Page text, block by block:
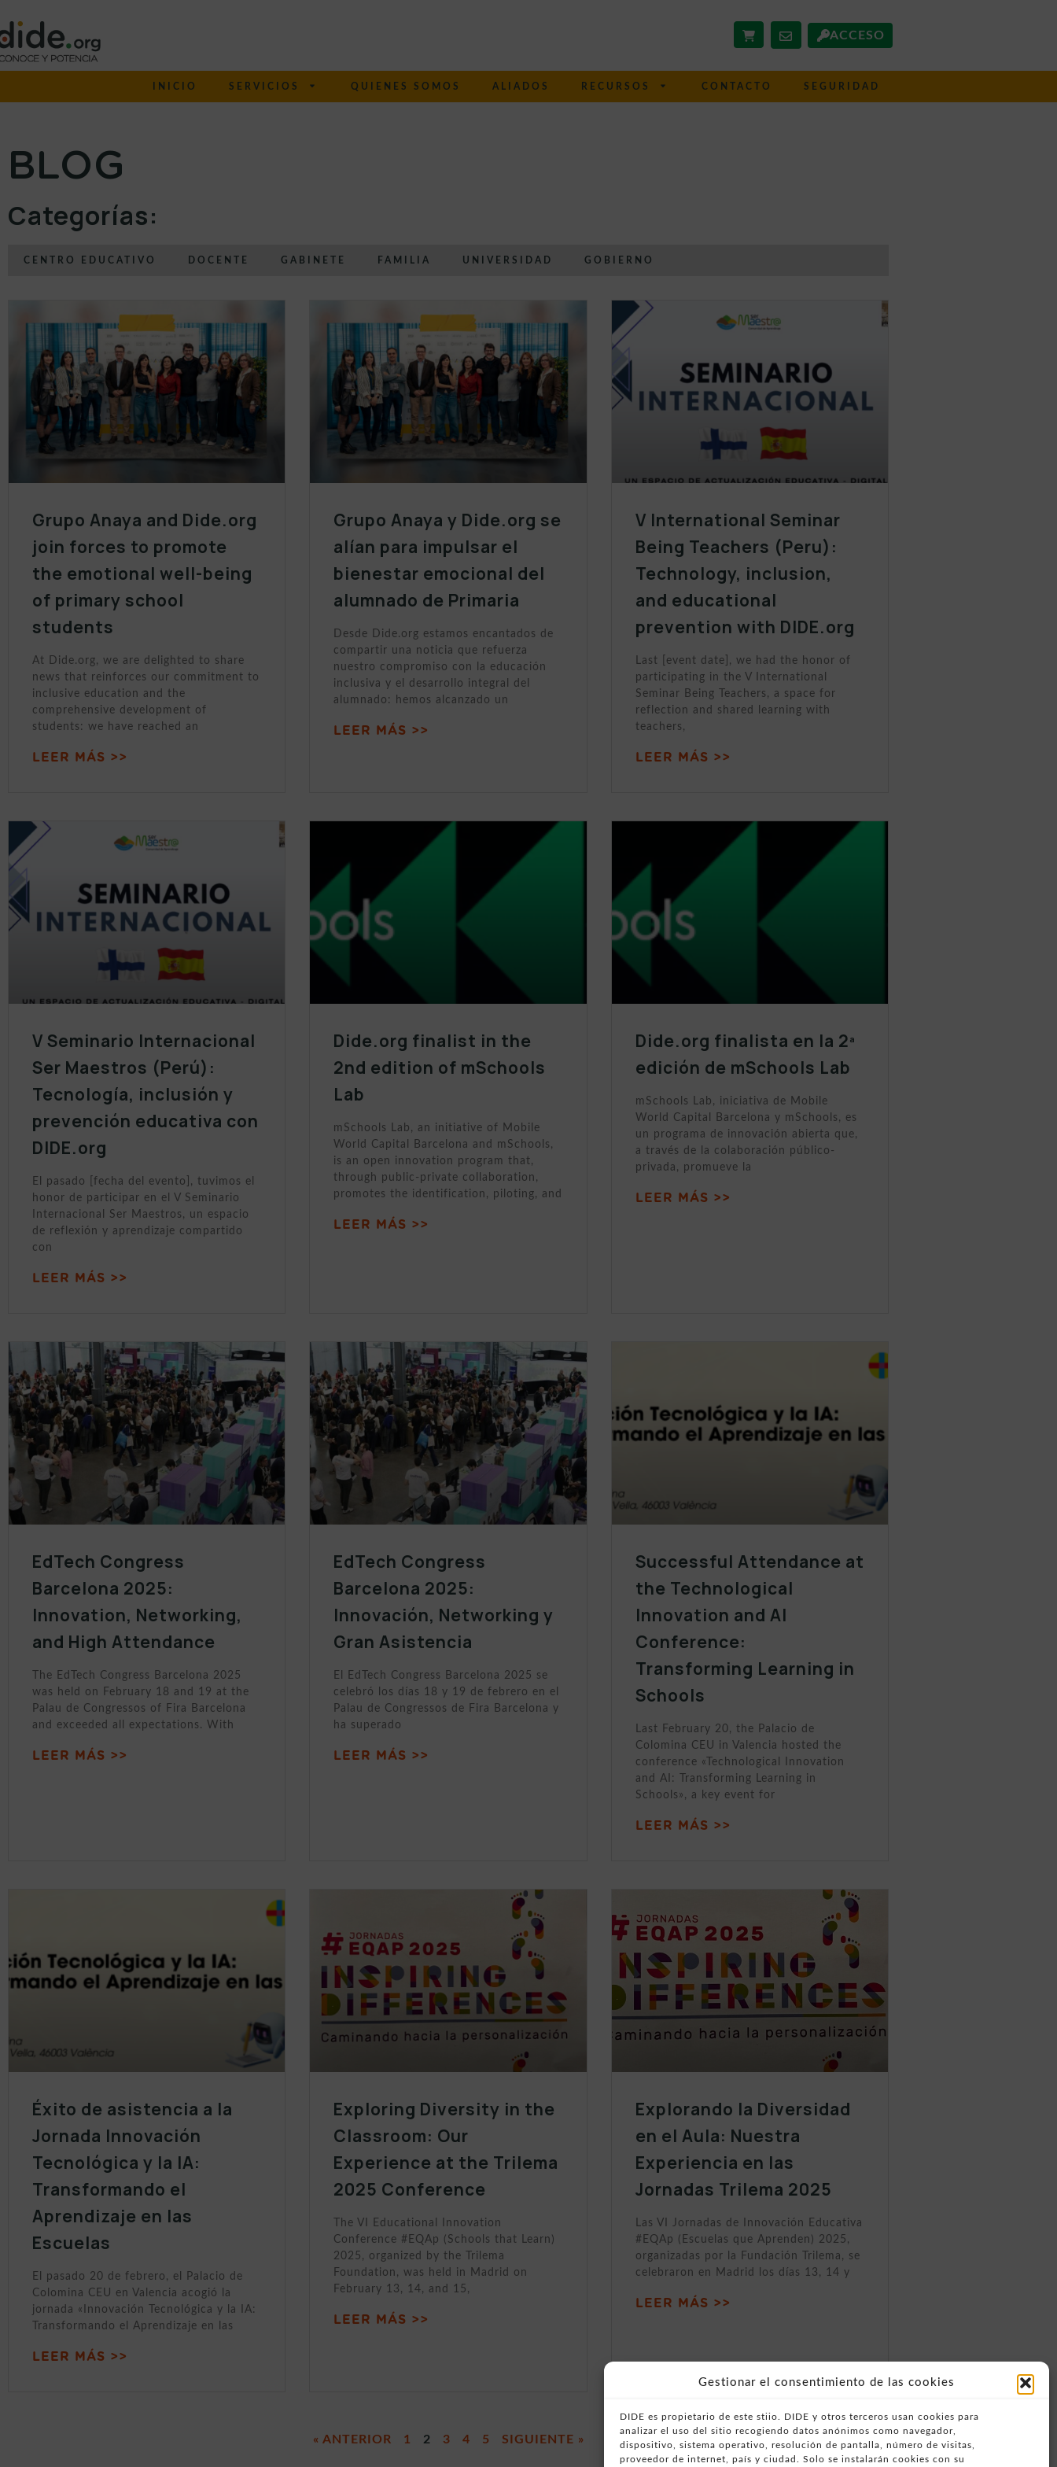
Gestionar el consentimiento de las cookies
DIDE es propietario de este stiio. DIDE y otros terceros usan cookies para
analizar el uso del sitio recogiendo datos anónimos como navegador,
dispositivo, sistema operativo, resolución de pantalla, número de visitas,
proveedor de internet, país y ciudad. Solo se instalarán cookies con su
ACCESO
INICIO SERVICIOS QUIENES SOMOS ALIADOS RECURSOS CONTACTO SEGURIDAD
BLOG
Categorías:
CENTRO EDUCATIVO DOCENTE GABINETE FAMILIA UNIVERSIDAD GOBIERNO
Grupo Anaya and Dide.org
join forces to promote
the emotional well-being
of primary school
students
At Dide.org, we are delighted to share
news that reinforces our commitment to
inclusive education and the
comprehensive development of
students: we have reached an
LEER MÁS >>
Grupo Anaya y Dide.org se
alían para impulsar el
bienestar emocional del
alumnado de Primaria
Desde Dide.org estamos encantados de
compartir una noticia que refuerza
nuestro compromiso con la educación
inclusiva y el desarrollo integral del
alumnado: hemos alcanzado un
LEER MÁS >>
V International Seminar
Being Teachers (Peru):
Technology, inclusion,
and educational
prevention with DIDE.org
Last [event date], we had the honor of
participating in the V International
Seminar Being Teachers, a space for
reflection and shared learning with
teachers,
LEER MÁS >>
V Seminario Internacional
Ser Maestros (Perú):
Tecnología, inclusión y
prevención educativa con
DIDE.org
El pasado [fecha del evento], tuvimos el
honor de participar en el V Seminario
Internacional Ser Maestros, un espacio
de reflexión y aprendizaje compartido
con
LEER MÁS >>
Dide.org finalist in the
2nd edition of mSchools
Lab
mSchools Lab, an initiative of Mobile
World Capital Barcelona and mSchools,
is an open innovation program that,
through public-private collaboration,
promotes the identification, piloting, and
LEER MÁS >>
Dide.org finalista en la 2ª
edición de mSchools Lab
mSchools Lab, iniciativa de Mobile
World Capital Barcelona y mSchools, es
un programa de innovación abierta que,
a través de la colaboración público-
privada, promueve la
LEER MÁS >>
EdTech Congress
Barcelona 2025:
Innovation, Networking,
and High Attendance
The EdTech Congress Barcelona 2025
was held on February 18 and 19 at the
Palau de Congressos of Fira Barcelona
and exceeded all expectations. With
LEER MÁS >>
EdTech Congress
Barcelona 2025:
Innovación, Networking y
Gran Asistencia
El EdTech Congress Barcelona 2025 se
celebró los días 18 y 19 de febrero en el
Palau de Congressos de Fira Barcelona y
ha superado
LEER MÁS >>
Successful Attendance at
the Technological
Innovation and AI
Conference:
Transforming Learning in
Schools
Last February 20, the Palacio de
Colomina CEU in Valencia hosted the
conference «Technological Innovation
and AI: Transforming Learning in
Schools», a key event for
LEER MÁS >>
Éxito de asistencia a la
Jornada Innovación
Tecnológica y la IA:
Transformando el
Aprendizaje en las
Escuelas
El pasado 20 de febrero, el Palacio de
Colomina CEU en Valencia acogió la
jornada «Innovación Tecnológica y la IA:
Transformando el Aprendizaje en las
LEER MÁS >>
Exploring Diversity in the
Classroom: Our
Experience at the Trilema
2025 Conference
The VI Educational Innovation
Conference #EQAp (Schools that Learn)
2025, organized by the Trilema
Foundation, was held in Madrid on
February 13, 14, and 15,
LEER MÁS >>
Explorando la Diversidad
en el Aula: Nuestra
Experiencia en las
Jornadas Trilema 2025
Las VI Jornadas de Innovación Educativa
#EQAp (Escuelas que Aprenden) 2025,
organizadas por la Fundación Trilema, se
celebraron en Madrid los días 13, 14 y
LEER MÁS >>
« ANTERIOR 1 2 3 4 5 SIGUIENTE »